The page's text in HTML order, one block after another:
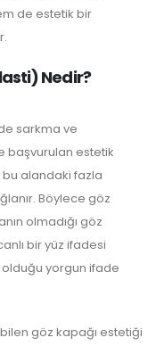
de estetik bir
Nedir?
sarkma ve
başvurulan estetik
alandaki fazla
Böylece göz
olmadığı göz
bir yüz ifadesi
olduğu yorgun ifade
göz kapağı estetiği